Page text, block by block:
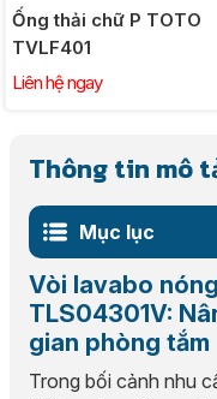
Ống thải chữ P TOTO
TVLF401
Liên hệ ngay
Thông tin mô
Mục lục
Vòi lavabo
TLS04301V:
gian phòng tắm
Trong bối cảnh nhu